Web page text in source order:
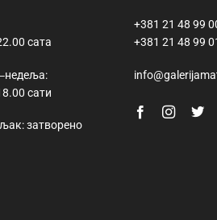
сата
сати
затворено
+381 21 48 99
+381 21 48 99